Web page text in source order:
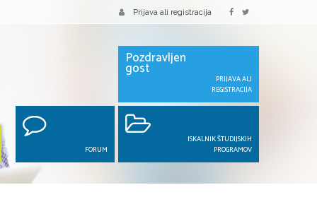
Prijava ali registracija
Pozdravljen
gost
PRIJAVA ALI
REGISTRACIJA
FORUM
ISKALNIK ŠTUDIJSKIH
PROGRAMOV